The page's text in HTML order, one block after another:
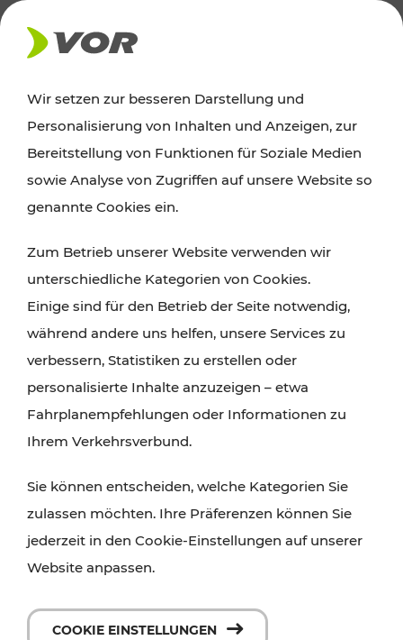
AKTUELLES
Ausflugstipps
Wien, Niederösterreich und das Burgenland
Wanderungen, Kultur und Gastronomie,
Radtouren oder purer Naturgenuss – viele
Attraktionen sind mit den Ticket- und Fahrplan-
Angeboten des VOR gut und schnell erreichbar.
Wir setzen zur besseren Darstellung und
Personalisierung von Inhalten und Anzeigen, zur
Bereitstellung von Funktionen für Soziale Medien
sowie Analyse von Zugriffen auf unsere Website so
genannte Cookies ein.
Zum Betrieb unserer Website verwenden wir
unterschiedliche Kategorien von Cookies.
Einige sind für den Betrieb der Seite notwendig,
während andere uns helfen, unsere Services zu
verbessern, Statistiken zu erstellen oder
personalisierte Inhalte anzuzeigen – etwa
Fahrplanempfehlungen oder Informationen zu
Ihrem Verkehrsverbund.
Sie können entscheiden, welche Kategorien Sie
zulassen möchten. Ihre Präferenzen können Sie
jederzeit in den Cookie-Einstellungen auf unserer
Website anpassen.
COOKIE EINSTELLUNGEN